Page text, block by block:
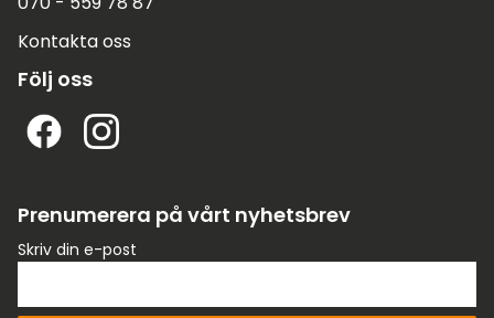
Kontakta oss
Följ oss
Prenumerera på vårt nyhetsbrev
Skriv din e-post